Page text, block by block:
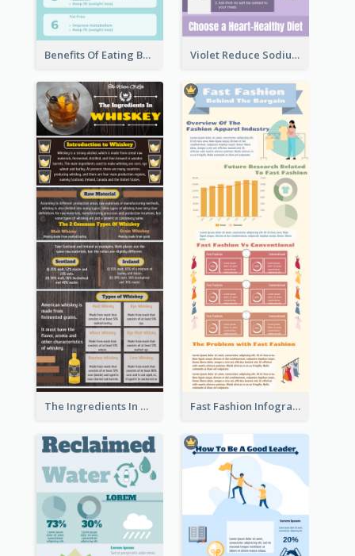
Benefits Of Eating Banana Infographic Violet Reduce Sodium Infographic Idea Design
The Ingredients In Whiskey Infographic Fast Fashion Infographic